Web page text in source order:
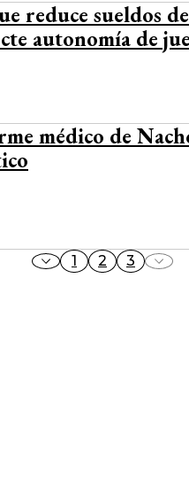
reduce sueldos de
autonomía de
médico de
1 2 3